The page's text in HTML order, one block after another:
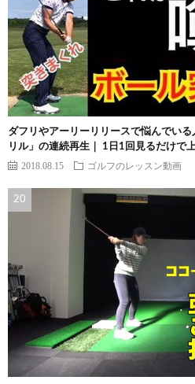
ダフリやアーリーリリースで悩んでい
リル」の連続再生｜ 1日1回見るだけで
2018.08.15 ゴルフのレッスン動画